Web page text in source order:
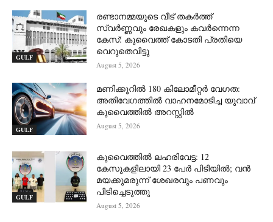
GULF
രണ്ടാനമ്മയുടെ വീട് തകർത്ത്
സ്വർണ്ണവും രേഖകളും കവർന്നെന്ന
കേസ്: കുവൈത്ത് കോടതി പ്രതിയെ
വെറുതെവിട്ടു
August 5, 2026
GULF
മണിക്കൂറിൽ 180 കിലോമീറ്റർ വേഗത:
അതിവേഗത്തിൽ വാഹനമോടിച്ച യുവാവ്
കുവൈത്തിൽ അറസ്റ്റിൽ
August 5, 2026
GULF
കുവൈത്തിൽ ലഹരിവേട്ട: 12
കേസുകളിലായി 23 പേർ പിടിയിൽ; വൻ
മയക്കുമരുന്ന് ശേഖരവും പണവും
പിടിച്ചെടുത്തു
August 5, 2026